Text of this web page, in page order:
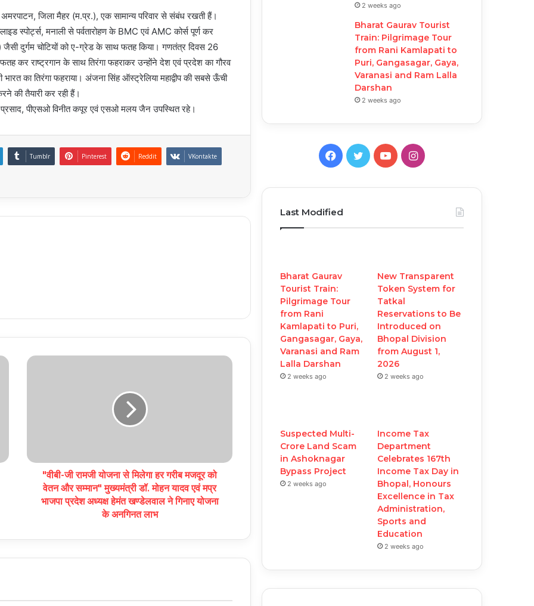
जिला मैहर (म.प्र.), एक सामान्‍य परिवार से संबंध रखती हैं।
स्पोर्ट्स, मनाली से पर्वतारोहण के BMC एवं AMC कोर्स पूर्ण कर
दुर्गम चोटियों को ए-ग्रेड के साथ फतह किया। गणतंत्र दिवस 26
कर राष्ट्रगान के साथ तिरंगा फहराकर उन्होंने देश एवं प्रदेश का गौरव
का तिरंगा फहराया। अंजना सिंह ऑस्ट्रेलिया महाद्वीप की सबसे ऊँची
की तैयारी कर रही हैं।
पीएसओ विनीत कपूर एवं एसओ मलय जैन उपस्थित रहे।
Tumblr Pinterest Reddit VKontakte
"वीबी-जी रामजी योजना से मिलेगा हर गरीब मजदूर को
वेतन और सम्मान" मुख्यमंत्री डॉ. मोहन यादव एवं मप्र
भाजपा प्रदेश अध्यक्ष हेमंत खण्डेलवाल ने गिनाए योजना
के अनगिनत लाभ
2 weeks ago
Bharat Gaurav Tourist
Train: Pilgrimage Tour
from Rani Kamlapati to
Puri, Gangasagar, Gaya,
Varanasi and Ram Lalla
Darshan
2 weeks ago
Facebook
TwitterYouTubeInstagram
Last Modified
Bharat Gaurav
Tourist Train:
Pilgrimage Tour
from Rani
Kamlapati to Puri,
Gangasagar, Gaya,
Varanasi and Ram
Lalla Darshan
2 weeks ago
New Transparent
Token System for
Tatkal
Reservations to Be
Introduced on
Bhopal Division
from August 1,
2026
2 weeks ago
Suspected Multi-
Crore Land Scam
in Ashoknagar
Bypass Project
2 weeks ago
Income Tax
Department
Celebrates 167th
Income Tax Day in
Bhopal, Honours
Excellence in Tax
Administration,
Sports and
Education
2 weeks ago